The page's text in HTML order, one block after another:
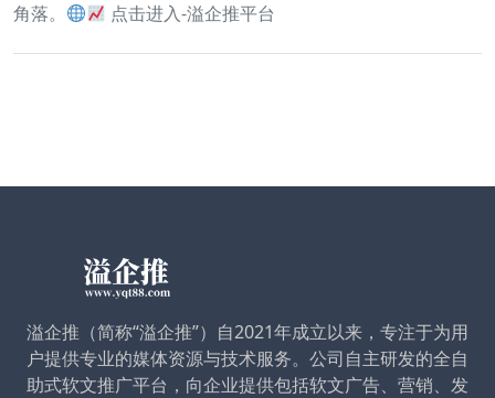
角落。
点击进入-溢企推平台
溢企推（简称“溢企推”）自2021年成立以来，专注于为用
户提供专业的媒体资源与技术服务。公司自主研发的全自
助式软文推广平台，向企业提供包括软文广告、营销、发